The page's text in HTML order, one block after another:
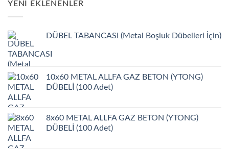
YENI EKLENENLER
DÜBEL TABANCASI (Metal Boşluk Dübelleri İçin)
10x60 METAL ALLFA GAZ BETON (YTONG)
DÜBELİ (100 Adet)
8x60 METAL ALLFA GAZ BETON (YTONG)
DÜBELİ (100 Adet)